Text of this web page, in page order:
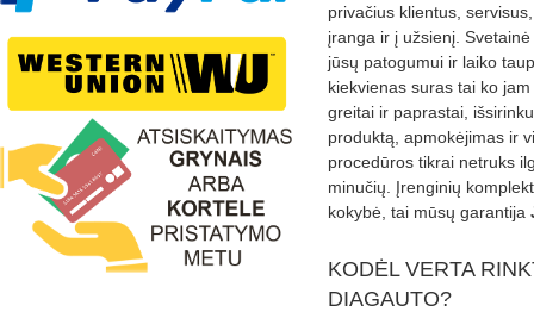
privačius klientus,
įranga ir į užsienį.
jūsų patogumui ir laiko
kiekvienas suras tai ko
greitai ir paprastai,
produktą, apmokėjimas ir
procedūros tikrai netruks
minučių. Įrenginių
kokybė, tai mūsų garantija
KODĖL VERTA
DIAGAUTO?